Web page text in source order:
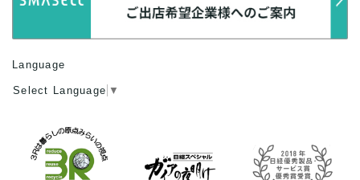
Language
Select Language ▼